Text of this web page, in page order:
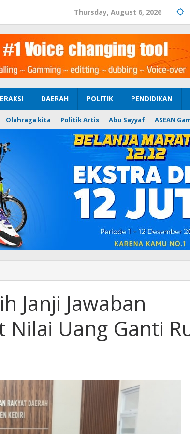
Thursday, August 6, 2026
DAERAH POLITIK PENDIDIKAN
Olahraga kita Politik Artis Abu Sayyaf ASEAN
Janji Jawaban
Uang Ganti